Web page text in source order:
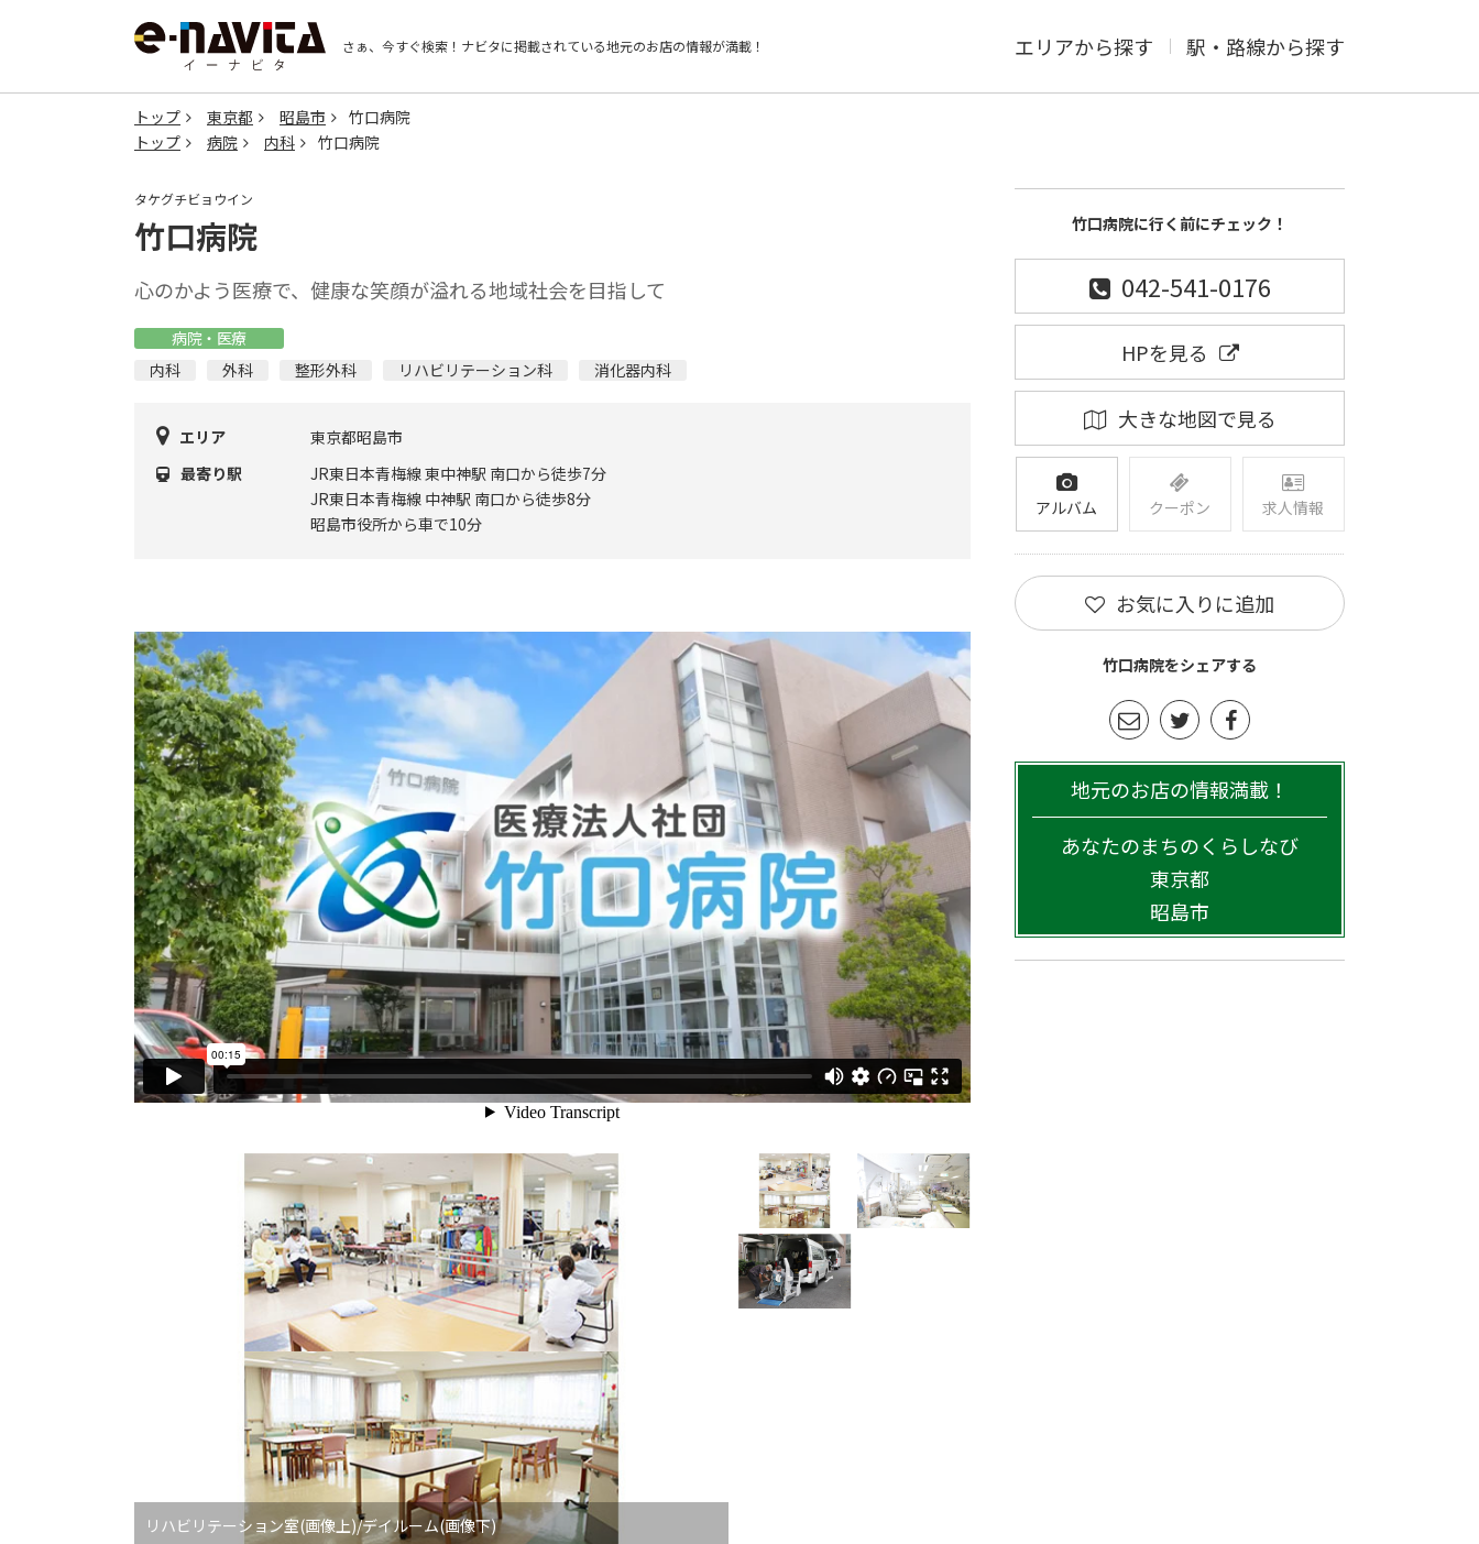
さぁ、今すぐ検索！ ナビタに掲載されている地元のお店の情報が満載！ エリアから探す 駅・路線から探す
トップ 東京都 昭島市
竹口病院
トップ
病院 内科 竹口病院
タケグチビョウイン
竹口病院
心のかよう医療で、健康な笑顔が溢れる地域社会を目指して
病院・医療
内科
外科 整形外科 リハビリテーション科 消化器内科
エリア
東京都昭島市
最寄り駅
JR東日本青梅線 東中神駅 南口から徒歩7分
JR東日本青梅線 中神駅 南口から徒歩8分
昭島市役所から車で10分
リハビリテーション室(画像上)/デイルーム(画像下)
竹口病院に行く前にチェック！
042-541-0176
HPを見る
大きな地図で見る
アルバム クーポン 求人情報
お気に入りに追加
竹口病院をシェアする
地元のお店の情報満載！
あなたのまちのくらしなび
東京都
昭島市